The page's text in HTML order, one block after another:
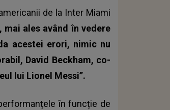
de la Inter Miami
mai ales având în vedere
acestei erori, nimic nu
David Beckham, co-
lui Lionel Messi”.
în funcție de